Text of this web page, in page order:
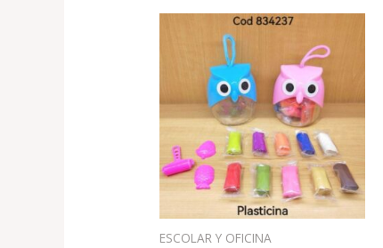
ESCOLAR Y OFICINA